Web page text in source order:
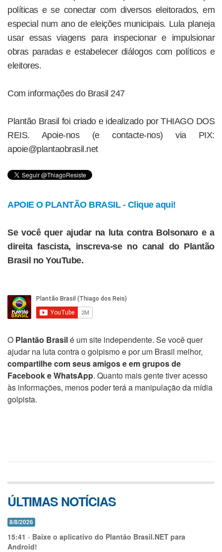
políticas e se conectar com diversos eleitorados, em
especial num ano de eleições municipais. Lula planeja
usar essas viagens para inspecionar e impulsionar
obras paradas e estabelecer diálogos com políticos e
eleitores.
Com informações do Brasil 247
Plantão Brasil foi criado e idealizado por THIAGO DOS
REIS. Apoie-nos (e contacte-nos) via PIX:
apoie@plantaobrasil.net
APOIE O PLANTÃO BRASIL - Clique aqui!
Se você quer ajudar na luta contra Bolsonaro e a
direita fascista, inscreva-se no canal do Plantão
Brasil no YouTube.
O Plantão Brasilé um site independente. Se você quer
ajudar na luta contra o golpismo e por um Brasil melhor,
compartilhe com seus amigos e em grupos de
Facebook e WhatsApp. Quanto mais gente tiver acesso
às informações, menos poder terá a manipulação da mídia
golpista.
ÚLTIMAS NOTÍCIAS
8/8/2026
15:41 - Baixe o aplicativo do Plantão Brasil.NET para
Android!